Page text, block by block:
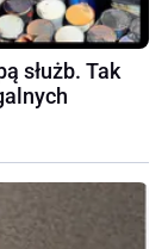
służb. Tak